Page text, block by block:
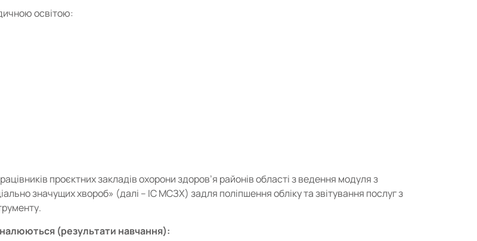
освітою:
проєктних закладів охорони здоров’я районів області з ведення модуля з
значущих хвороб» (далі – ІС МСЗХ) задля поліпшення обліку та звітування послуг з
(результати навчання):